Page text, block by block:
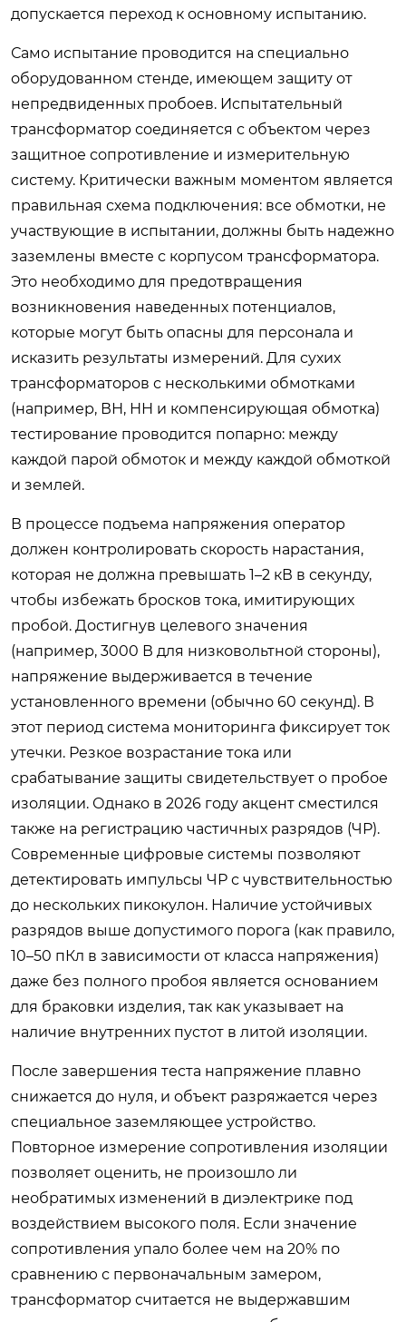
допускается переход к основному испытанию.
Само испытание проводится на специально
оборудованном стенде, имеющем защиту от
непредвиденных пробоев. Испытательный
трансформатор соединяется с объектом через
защитное сопротивление и измерительную
систему. Критически важным моментом является
правильная схема подключения: все обмотки, не
участвующие в испытании, должны быть надежно
заземлены вместе с корпусом трансформатора.
Это необходимо для предотвращения
возникновения наведенных потенциалов,
которые могут быть опасны для персонала и
исказить результаты измерений. Для сухих
трансформаторов с несколькими обмотками
(например, ВН, НН и компенсирующая обмотка)
тестирование проводится попарно: между
каждой парой обмоток и между каждой обмоткой
и землей.
В процессе подъема напряжения оператор
должен контролировать скорость нарастания,
которая не должна превышать 1–2 кВ в секунду,
чтобы избежать бросков тока, имитирующих
пробой. Достигнув целевого значения
(например, 3000 В для низковольтной стороны),
напряжение выдерживается в течение
установленного времени (обычно 60 секунд). В
этот период система мониторинга фиксирует ток
утечки. Резкое возрастание тока или
срабатывание защиты свидетельствует о пробое
изоляции. Однако в 2026 году акцент сместился
также на регистрацию частичных разрядов (ЧР).
Современные цифровые системы позволяют
детектировать импульсы ЧР с чувствительностью
до нескольких пикокулон. Наличие устойчивых
разрядов выше допустимого порога (как правило,
10–50 пКл в зависимости от класса напряжения)
даже без полного пробоя является основанием
для браковки изделия, так как указывает на
наличие внутренних пустот в литой изоляции.
После завершения теста напряжение плавно
снижается до нуля, и объект разряжается через
специальное заземляющее устройство.
Повторное измерение сопротивления изоляции
позволяет оценить, не произошло ли
необратимых изменений в диэлектрике под
воздействием высокого поля. Если значение
сопротивления упало более чем на 20% по
сравнению с первоначальным замером,
трансформатор считается не выдержавшим